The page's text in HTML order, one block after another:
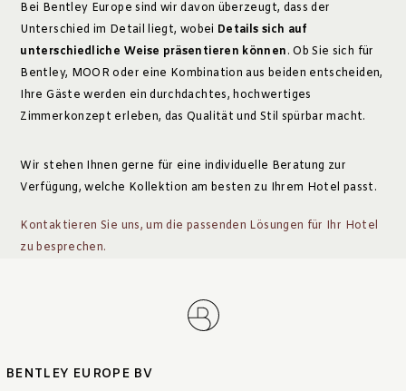
Bei Bentley Europe sind wir davon überzeugt, dass der
Unterschied im Detail liegt, wobei Details sich auf
unterschiedliche Weise präsentieren können. Ob Sie sich für
Bentley, MOOR oder eine Kombination aus beiden entscheiden,
Ihre Gäste werden ein durchdachtes, hochwertiges
Zimmerkonzept erleben, das Qualität und Stil spürbar macht.
Wir stehen Ihnen gerne für eine individuelle Beratung zur
Verfügung, welche Kollektion am besten zu Ihrem Hotel passt.
Kontaktieren Sie uns, um die passenden Lösungen für Ihr Hotel
zu besprechen.
BENTLEY EUROPE BV